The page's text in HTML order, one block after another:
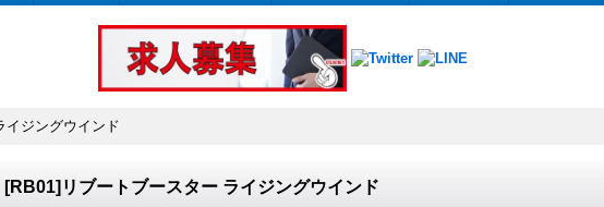
イジングウインド
[RB01]リブートブースター ライジングウインド